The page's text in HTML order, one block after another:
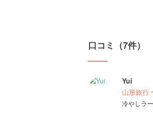
口コミ（7件）
Yui
山形旅行
冷やしラ